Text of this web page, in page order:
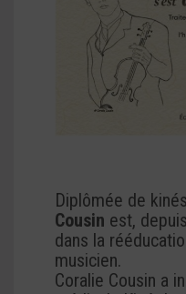
Diplômée de
Cousin est,
dans la
musicien.
Coralie Cousin a